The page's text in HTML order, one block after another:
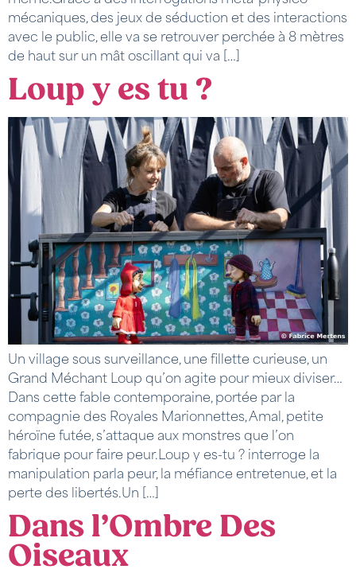
mécaniques, des jeux de séduction et des interactions
avec le public, elle va se retrouver perchée à 8 mètres
de haut sur un mât oscillant qui va […]
Loup y es tu ?
Un village sous surveillance, une fillette curieuse, un
Grand Méchant Loup qu’on agite pour mieux diviser…
Dans cette fable contemporaine, portée par la
compagnie des Royales Marionnettes, Amal, petite
héroïne futée, s’attaque aux monstres que l’on
fabrique pour faire peur.Loup y es-tu ? interroge la
manipulation parla peur, la méfiance entretenue, et la
perte des libertés.Un […]
Dans l’Ombre Des
Oiseaux